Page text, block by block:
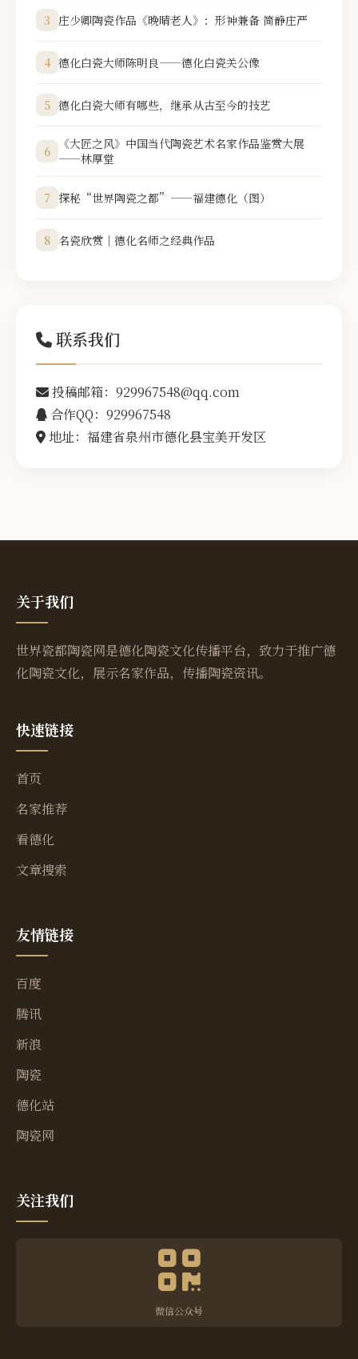
3 庄少卿陶瓷作品《晚晴老人》：形神兼备 简静庄严
4 德化白瓷大师陈明良——德化白瓷关公像
5 德化白瓷大师有哪些，继承从古至今的技艺
6
《大匠之风》中国当代陶瓷艺术名家作品鉴赏大展
——林厚堂
7 探秘“世界陶瓷之都”——福建德化（图）
8 名瓷欣赏｜德化名师之经典作品
联系我们
投稿邮箱：929967548@qq.com
合作QQ：929967548
地址：福建省泉州市德化县宝美开发区
关于我们
世界瓷都陶瓷网是德化陶瓷文化传播平台，致力于推广德
化陶瓷文化，展示名家作品，传播陶瓷资讯。
快速链接
首页
名家推荐
看德化
文章搜索
友情链接
百度
腾讯
新浪
陶瓷
德化站
陶瓷网
关注我们
微信公众号